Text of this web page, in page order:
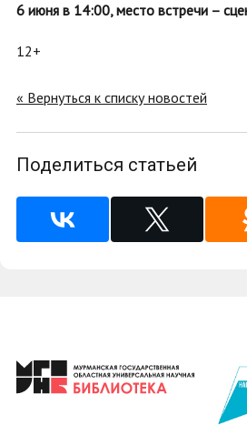
6 июня в 14:00, место встречи –
12+
« Вернуться к списку новостей
Поделиться статьей